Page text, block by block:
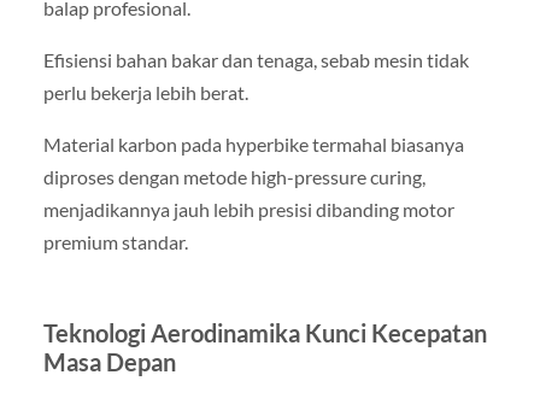
balap profesional.
Efisiensi bahan bakar dan tenaga, sebab mesin tidak
perlu bekerja lebih berat.
Material karbon pada hyperbike termahal biasanya
diproses dengan metode high-pressure curing,
menjadikannya jauh lebih presisi dibanding motor
premium standar.
Teknologi Aerodinamika Kunci Kecepatan
Masa Depan